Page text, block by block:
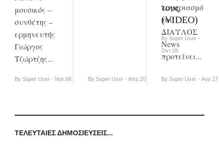
μουσικός –
συνθέτης –
ερμηνευτής
Γιώργος
Τζώρτζης...
By Super User - Νοε.06 By Super User - Απρ.20
λογαριασμό
του
ΔΙΑΥΛΟΣ
News
προτείνει...
By Super User - Αυγ.17
τους
(VIDEO)
By Super User -
Οκτ.28
ΤΕΛΕΥΤΑΊΕΣ ΔΗΜΟΣΙΕΎΣΕΙΣ...